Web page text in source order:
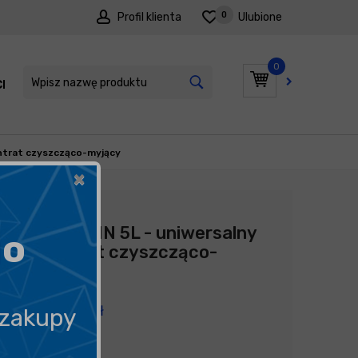
Profil klienta Ulubione
0
0
PROMOCJE
czyszcząco-myjący
Producent: Tenzi
Tenzi APC IN 5L - uniwersalny
koncentrat czyszcząco-
myjący
131,89zł
litr
×